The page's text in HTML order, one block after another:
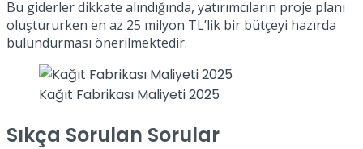
Bu giderler dikkate alındığında, yatırımcıların proje planı
oluştururken en az 25 milyon TL’lik bir bütçeyi hazırda
bulundurması önerilmektedir.
Kağıt Fabrikası Maliyeti 2025
Sıkça Sorulan Sorular